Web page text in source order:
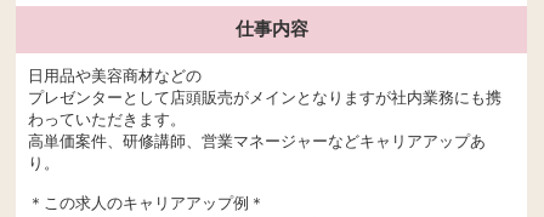
仕事内容
日用品や美容商材などの
プレゼンターとして店頭販売がメインとなりますが社内業務にも携
わっていただきます。
高単価案件、研修講師、営業マネージャーなどキャリアアップあ
り。
＊この求人のキャリアアップ例＊